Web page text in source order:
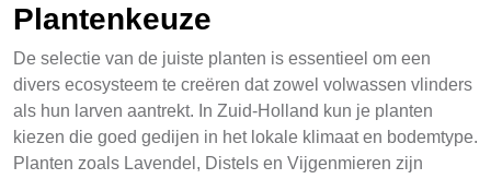
Plantenkeuze
De selectie van de juiste planten is essentieel om een
divers ecosysteem te creëren dat zowel volwassen vlinders
als hun larven aantrekt. In Zuid-Holland kun je planten
kiezen die goed gedijen in het lokale klimaat en bodemtype.
Planten zoals Lavendel, Distels en Vijgenmieren zijn